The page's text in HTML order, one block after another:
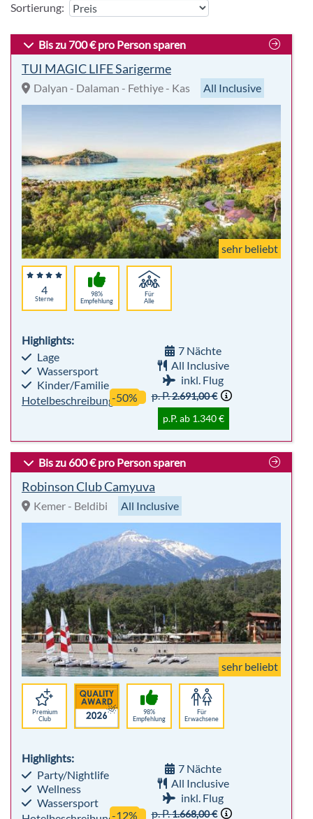
Sortierung:
Bis zu 700 € pro Person sparen
TUI MAGIC LIFE Sarigerme
Dalyan - Dalaman - Fethiye - Kas All Inclusive
sehr beliebt
4
Sterne
98%
Empfehlung
Für
Alle
Highlights:
Lage
Wassersport
Kinder/Familie
Hotelbeschreibung
7 Nächte
All Inclusive
inkl. Flug
-50%
p. P.2.691,00 €
p.P. ab 1.340 €
Bis zu 600 € pro Person sparen
Robinson Club Camyuva
Kemer - Beldibi All Inclusive
sehr beliebt
Premium
Club
98%
Empfehlung
Für
Erwachsene
Highlights:
Party/Nightlife
Wellness
Wassersport
7 Nächte
All Inclusive
inkl. Flug
-12%
p. P.1.668,00 €